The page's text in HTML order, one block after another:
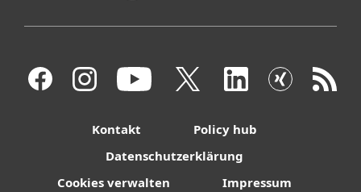
Kontakt
Policy hub
Datenschutzerklärung
Cookies verwalten
Impressum